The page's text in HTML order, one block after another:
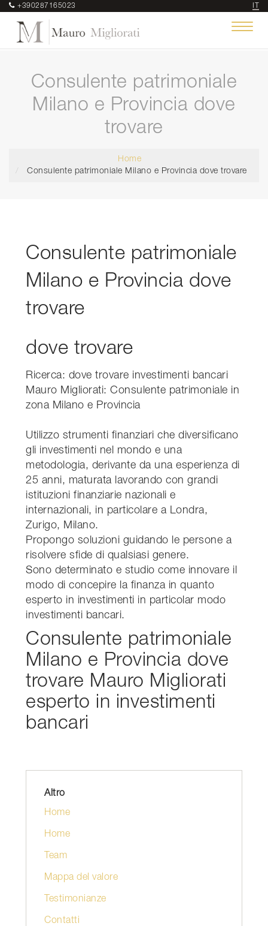
+390287165023
Toggle
Consulente patrimoniale
Milano e Provincia dove
trovare
Home
Consulente patrimoniale Milano e Provincia dove trovare
Consulente patrimoniale
Milano e Provincia dove
trovare
dove trovare
Ricerca: dove trovare investimenti bancari
Mauro Migliorati: Consulente patrimoniale in
zona Milano e Provincia
Utilizzo strumenti finanziari che diversificano
gli investimenti nel mondo e una
metodologia, derivante da una esperienza di
25 anni, maturata lavorando con grandi
istituzioni finanziarie nazionali e
internazionali, in particolare a Londra,
Zurigo, Milano.
Propongo soluzioni guidando le persone a
risolvere sfide di qualsiasi genere.
Sono determinato e studio come innovare il
modo di concepire la finanza in quanto
esperto in investimenti in particolar modo
investimenti bancari.
Consulente patrimoniale
Milano e Provincia dove
trovare Mauro Migliorati
esperto in investimenti
bancari
Altro
Home
Home
Team
Mappa del valore
Testimonianze
Contatti